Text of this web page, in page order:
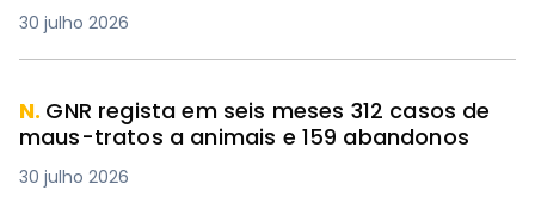
30 julho 2026
N. GNR regista em seis meses 312 casos de
maus-tratos a animais e 159 abandonos
30 julho 2026